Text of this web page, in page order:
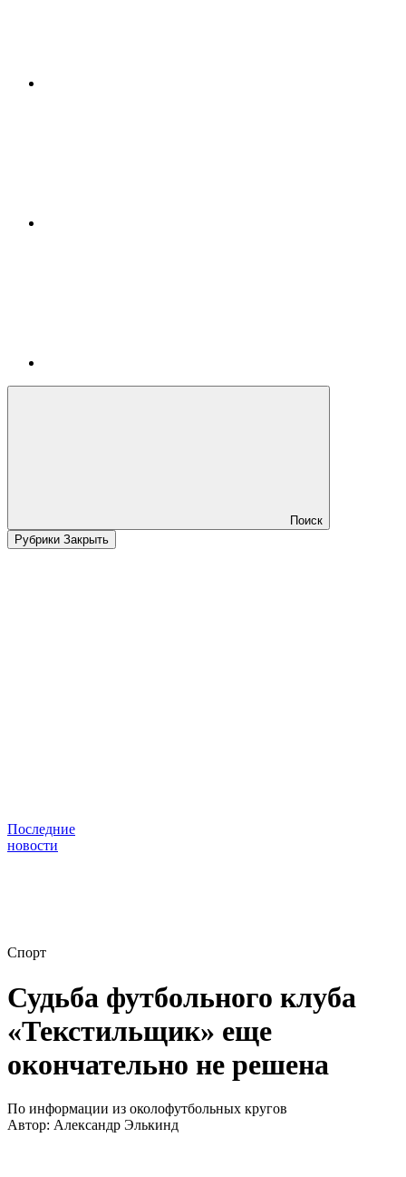
Поиск
Рубрики Закрыть
Последние
новости
Спорт
Судьба футбольного клуба
«Текстильщик» еще
окончательно не решена
По информации из околофутбольных кругов
Автор: Александр Элькинд